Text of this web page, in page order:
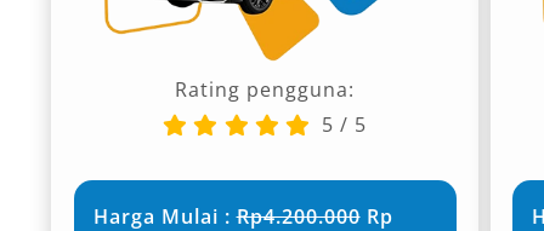
Rating pengguna:
5 / 5
Harga Mulai :Rp4.200.000Rp